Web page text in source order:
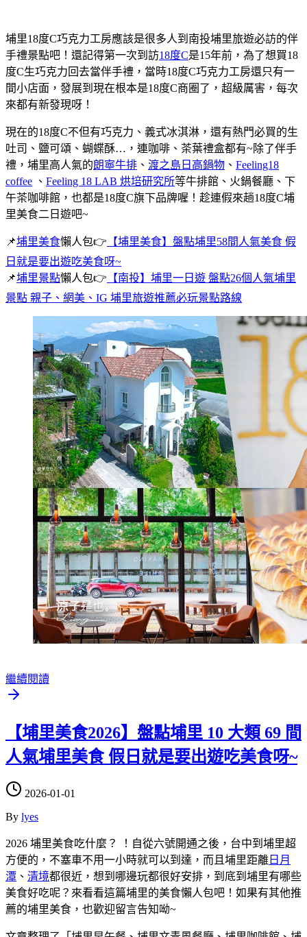
埔里18度C巧克力工房應該是很多人到南投埔里旅遊必訪的伴
手禮景點吧！還記得第一次到訪18度C是15年前，為了想買18
度C生巧克力回去當伴手禮，當時18度C巧克力工房還只有一
間小店面，發展到現在根本是18度C商圈了，超級厲害，每次
來都有新發現呀！
現在的18度C不但有巧克力、義式冰淇淋，還有熱門必買的生
吐司、鹽可頌、蝴蝶酥…，連咖啡、茶葉禮盒都有~除了伴手
禮，埔里高人氣的朗寧牛排 、 渡之島日高鍋物 、 Feeling18
coffee 、 Feeling 18 LAB 烘培研究所等牛排館、火鍋餐廳、下
午茶咖啡館，也都是18度C旗下品牌喔！趁連假來趟18度C埔
里美食二日遊吧~
📌埔里美食懶人包👉 【埔里美食】盤點埔里58間人氣美食 假
日就是要出遊吃美食呀~
📌埔里景點懶人包👉 【南投】埔里一日遊 盤點26個人氣埔里
景點 親子、網美、IG 埔里旅遊推薦必玩景點路線
繼續閱讀
【埔里美食2026】盤點埔里 10 大類 69 間
人氣埔里美食 假日就是要出遊吃美食呀~
2026-01-01
By lyes
2026 埔里美食吃什麼？ ！自從六號開通之後，台中到埔里超
方便的，不塞車不用一小時就可以到達，而且埔里距離 日月
潭 、 清境都很近，想到哪邊玩都很好安排，到底到埔里有哪些
美食好吃呢？來看看這篇埔里的美食懶人包吧！如果有其他推
薦的埔里美食，也歡迎留言告知呦~